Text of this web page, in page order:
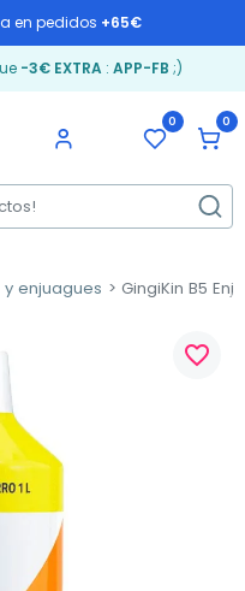
en pedidos +65€
-3€ EXTRA: APP-FB ;)
0 0
enjuagues GingiKin B5
favorite_border